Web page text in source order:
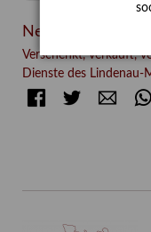
Neueste Beiträge
Verschenkt, verkauft,
Dienste des Lindenau-
FacebookTwitter E-mail